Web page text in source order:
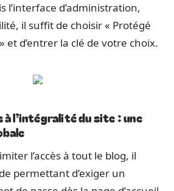
l’interface d’administration,
il suffit de choisir « Protégé
et d’entrer la clé de votre choix.
à l’intégralité du site : une
l’accès à tout le blog, il
permettant d’exiger un